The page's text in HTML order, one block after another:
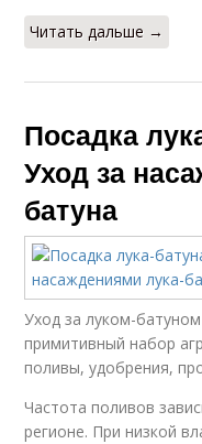
Читать дальше →
Посадка
Уход за
батуна
Уход за луком-
примитивный набор
поливы, удобрения,
Частота поливов
регионе. При низкой